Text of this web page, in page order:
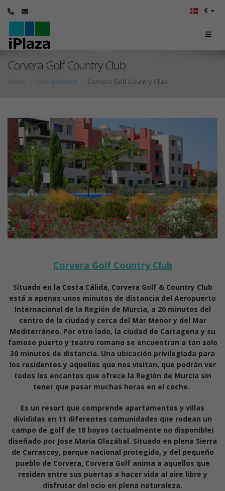
€
Corvera Golf Country Club
Home Golf & Resort Corvera Golf Country Club
Corvera Golf Country Club
Situado en la Costa Cálida, Corvera Golf & Country Club
está a apenas unos minutos de distancia del Aeropuerto
Internacional de la Región de Murcia, a 20 minutos del
centro de la ciudad y cerca del Mar Menor y del Mar
Mediterráneo. Por otro lado, la ciudad de Cartagena y su
famoso puerto y teatro romano se encuentran a tan solo
30 minutos de distancia. Una ubicación privilegiada para
los residentes y aquellos que nos visitan, que podrán ver
todos los encantos que ofrece la Región de Murcia sin
tener que pasar muchas horas en el coche.
Es un resort que comprende apartamentos y villas
divididas en 11 diferentes comunidades que rodean un
campo de golf de 18 hoyos (actualmente no disponible)
diseñado por Jose María Olazábal. Situado en plena Sierra
de Carrascoy, parque nacional protegido, y del pequeño
pueblo de Corvera, Corvera Golf anima a aquellos que
residen entre sus puertas a hacer vida al aire libre y
disfrutar del ocio en plena naturaleza.